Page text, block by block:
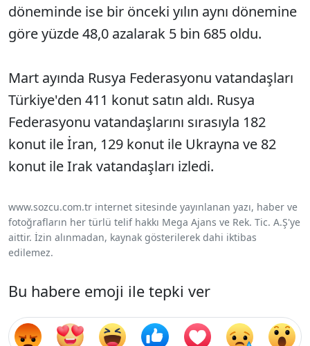
döneminde ise bir önceki yılın aynı dönemine
göre yüzde 48,0 azalarak 5 bin 685 oldu.
Mart ayında Rusya Federasyonu vatandaşları
Türkiye'den 411 konut satın aldı. Rusya
Federasyonu vatandaşlarını sırasıyla 182
konut ile İran, 129 konut ile Ukrayna ve 82
konut ile Irak vatandaşları izledi.
www.sozcu.com.tr internet sitesinde yayınlanan yazı, haber ve
fotoğrafların her türlü telif hakkı Mega Ajans ve Rek. Tic. A.Ş'ye
aittir. İzin alınmadan, kaynak gösterilerek dahi iktibas
edilemez.
Bu habere emoji ile tepki ver